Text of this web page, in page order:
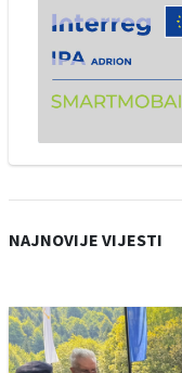
NAJNOVIJE VIJESTI